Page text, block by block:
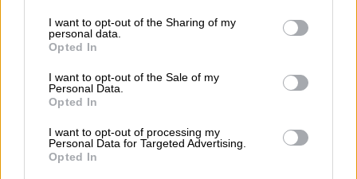
not limited to your visit or usage behaviour. You may click to
grant or deny consent to Google and its third-party tags to
use your data for below specified purposes in below Google
consent section.
I want to opt-out of the Sharing of my
personal data.
Opted In
I want to opt-out of the Sale of my
Personal Data.
Opted In
I want to opt-out of processing my
Personal Data for Targeted Advertising.
Opted In